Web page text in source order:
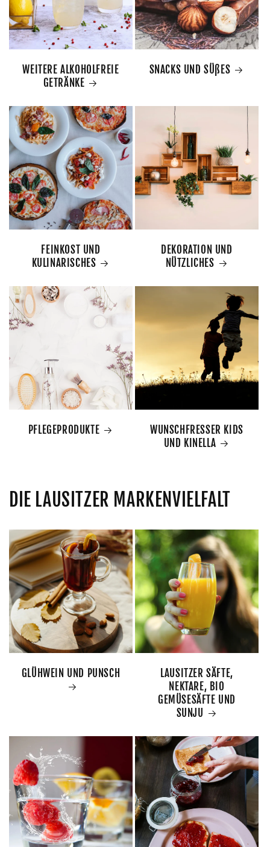
WEITERE ALKOHOLFREIE
GETRÄNKE
SNACKS UND SÜßES
FEINKOST UND
KULINARISCHES
DEKORATION UND
NÜTZLICHES
PFLEGEPRODUKTE
WUNSCHFRESSER KIDS
UND KINELLA
DIE LAUSITZER MARKENVIELFALT
GLÜHWEIN UND PUNSCH
LAUSITZER SÄFTE,
NEKTARE, BIO
GEMÜSESÄFTE UND
SUNJU